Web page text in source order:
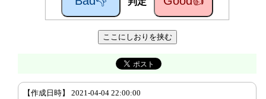
ここにしおりを挟む
【作成日時】 2021-04-04 22:00:00